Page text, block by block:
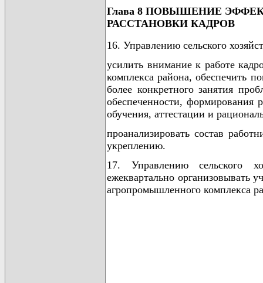
Глава 8 ПОВЫШЕНИЕ
РАССТАНОВКИ КАДРОВ
16. Управлению сельского
усилить внимание к работе
комплекса района, обеспечить
более конкретного занятия
обеспеченности, формирования
обучения, аттестации и
проанализировать состав
укреплению.
17. Управлению сельского
ежеквартально организовывать
агропромышленного комплекса